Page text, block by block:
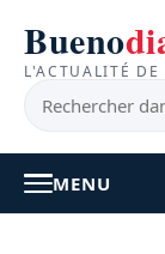
Bueno
L'ACTUALITÉ DE
MENU